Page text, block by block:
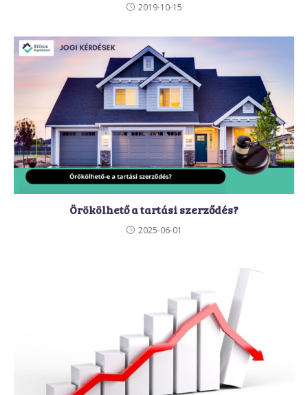
2019-10-15
Örökölhető a tartási szerződés?
2025-06-01